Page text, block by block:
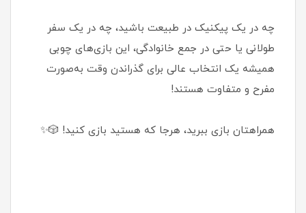
چه در یک پیکنیک در طبیعت باشید، چه در یک سفر
طولانی یا حتی در جمع خانوادگی، این بازی‌های چوبی
همیشه یک انتخاب عالی برای گذراندن وقت به‌صورت
مفرح و متفاوت هستند!
همراهتان بازی ببرید، هرجا که هستید بازی کنید! 🎲✨